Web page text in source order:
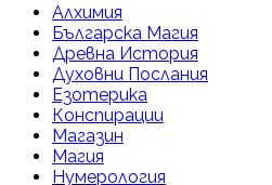
Алхимия
Българска Магия
Древна История
Духовни Послания
Езотерика
Конспирации
Магазин
Магия
Нумерология